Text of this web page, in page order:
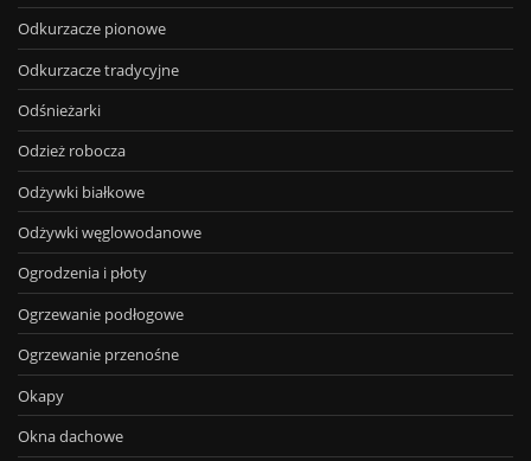
Odkurzacze pionowe
Odkurzacze tradycyjne
Odśnieżarki
Odzież robocza
Odżywki białkowe
Odżywki węglowodanowe
Ogrodzenia i płoty
Ogrzewanie podłogowe
Ogrzewanie przenośne
Okapy
Okna dachowe